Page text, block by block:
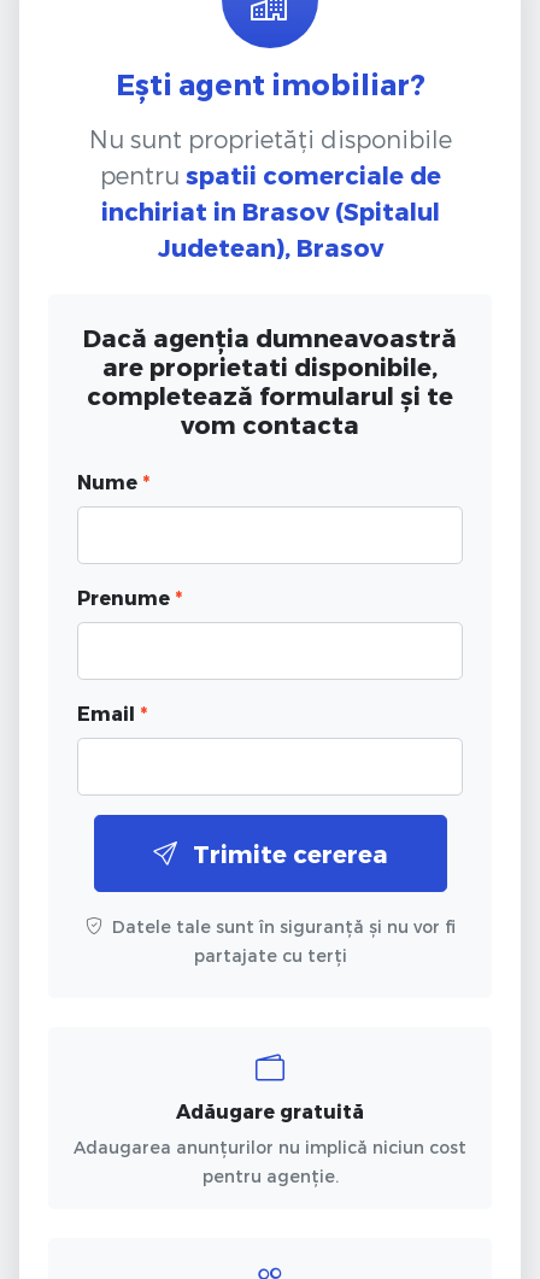
Ești agent imobiliar?
Nu sunt proprietăți disponibile
pentru spatii comerciale de
inchiriat in Brasov (Spitalul
Judetean), Brasov
Dacă agenția dumneavoastră
are proprietati disponibile,
completează formularul și te
vom contacta
Nume *
Prenume *
Email *
Trimite cererea
Datele tale sunt în siguranță și nu vor fi
partajate cu terți
Adăugare gratuită
Adaugarea anunțurilor nu implică niciun cost
pentru agenție.